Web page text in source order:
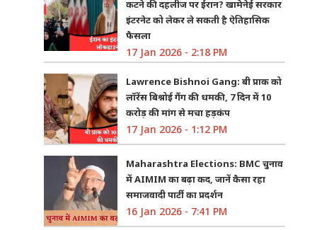
कटने की दहलीज पर ईरान? खामेनेई सरकार
इंटरनेट को लेकर ले सकती है ऐतिहासिक
फैसला
17 Jan 2026 - 2:18 PM
Lawrence Bishnoi Gang: बी प्राक को
लॉरेंस बिश्नोई गैंग की धमकी, 7 दिन में 10
करोड़ की मांग से मचा हड़कंप
17 Jan 2026 - 1:12 PM
Maharashtra Elections: BMC चुनाव
में AIMIM का बढ़ा कद, जानें कैसा रहा
समाजवादी पार्टी का प्रदर्शन
16 Jan 2026 - 7:41 PM